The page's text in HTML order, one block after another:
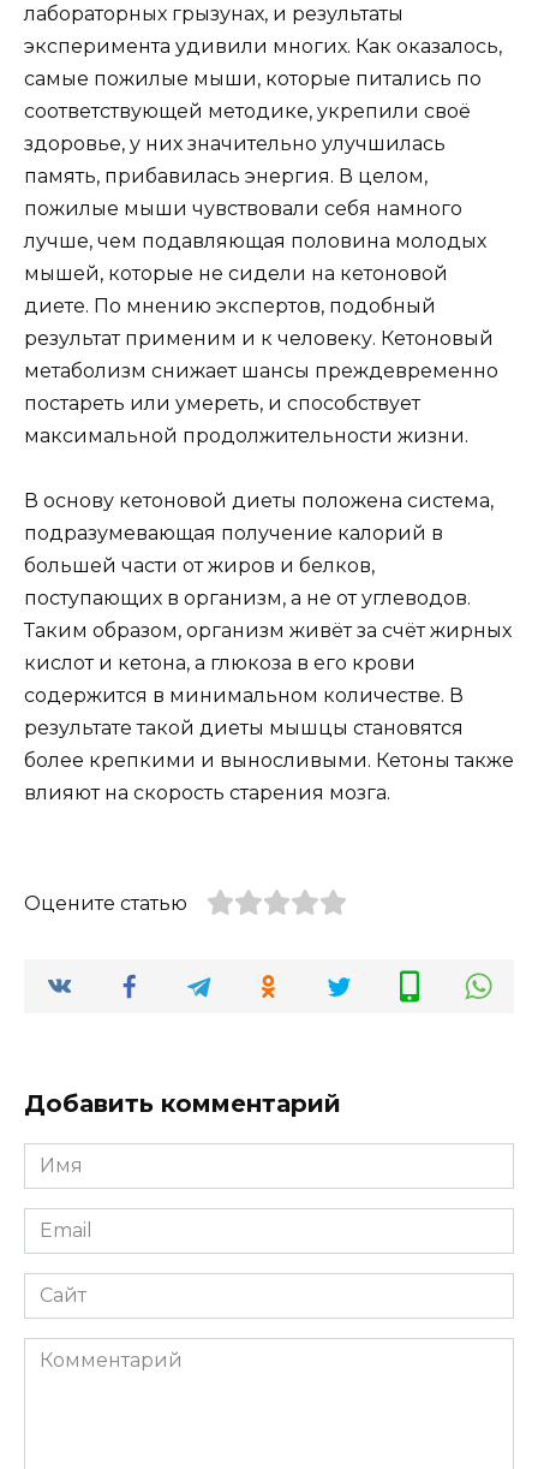
лабораторных грызунах, и результаты
эксперимента удивили многих. Как оказалось,
самые пожилые мыши, которые питались по
соответствующей методике, укрепили своё
здоровье, у них значительно улучшилась
память, прибавилась энергия. В целом,
пожилые мыши чувствовали себя намного
лучше, чем подавляющая половина молодых
мышей, которые не сидели на кетоновой
диете. По мнению экспертов, подобный
результат применим и к человеку. Кетоновый
метаболизм снижает шансы преждевременно
постареть или умереть, и способствует
максимальной продолжительности жизни.
В основу кетоновой диеты положена система,
подразумевающая получение калорий в
большей части от жиров и белков,
поступающих в организм, а не от углеводов.
Таким образом, организм живёт за счёт жирных
кислот и кетона, а глюкоза в его крови
содержится в минимальном количестве. В
результате такой диеты мышцы становятся
более крепкими и выносливыми. Кетоны также
влияют на скорость старения мозга.
Оцените статью
Добавить комментарий
Имя
*
Email
*
Сайт
Комментарий